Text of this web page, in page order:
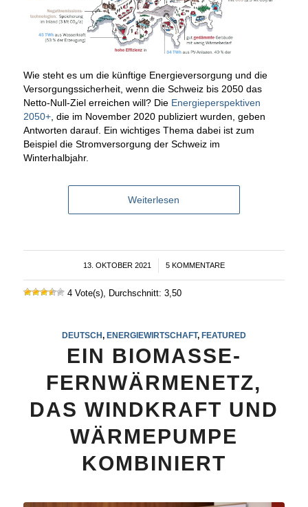
Wie steht es um die künftige Energieversorgung und die
Versorgungssicherheit, wenn die Schweiz bis 2050 das
Netto-Null-Ziel erreichen will? Die Energieperspektiven
2050+, die im November 2020 publiziert wurden, geben
Antworten darauf. Ein wichtiges Thema dabei ist zum
Beispiel die Stromversorgung der Schweiz im
Winterhalbjahr.
Weiterlesen
13. OKTOBER 2021
/ 5 KOMMENTARE
4 Vote(s), Durchschnitt: 3,50
DEUTSCH, ENERGIEWIRTSCHAFT, FEATURED
EIN BIOMASSE-
FERNWÄRMENETZ,
DAS WINDKRAFT UND
WÄRMEPUMPE
KOMBINIERT